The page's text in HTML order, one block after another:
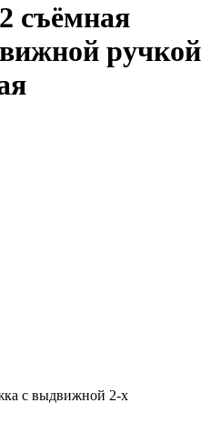
съёмная
ручкой
с выдвижной 2-х